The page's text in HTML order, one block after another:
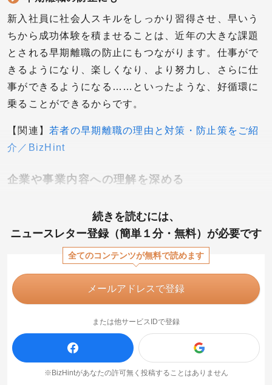
新入社員に社会人スキルをしっかり習得させ、早いう
ちから成功体験を積ませることは、近年の大きな課題
とされる早期離職の防止にもつながります。仕事がで
きるようになり、楽しくなり、より努力し、さらに仕
事ができるようになる……といったような、好循環に
乗ることができるからです。
【関連】 若者の早期離職の理由と対策・防止策をご紹
介／BizHint
企業や事業内容への理解を深める
続きを読むには、
ニュースレター登録（簡単１分・無料）が必要です
全てのコンテンツが無料で読めます
メールアドレスで登録
または他サービスIDで登録
※BizHintがあなたの許可無く投稿することはありません